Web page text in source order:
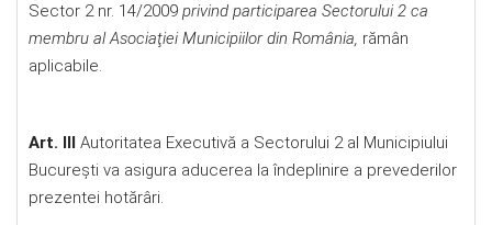
Sector 2 nr. 14/2009 privind participarea Sectorului 2 ca
membru al Asociaţiei Municipiilor din România, rămân
aplicabile.
Art. III Autoritatea Executivă a Sectorului 2 al Municipiului
Bucureşti va asigura aducerea la îndeplinire a prevederilor
prezentei hotărâri.